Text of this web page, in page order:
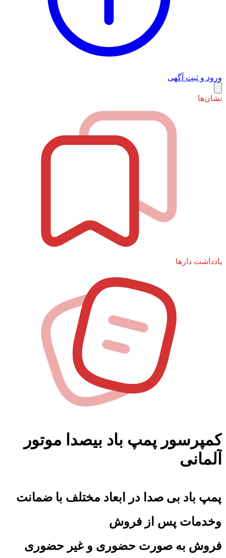
کافه استور
ورود و ثبت آگهی
نشان‌ها
یادداشت دار‌ها
کمپرسور پمپ باد بیصدا موتور
آلمانی
پمپ باد بی صدا در ابعاد مختلف با ضمانت
وخدمات پس از فروش
فروش به صورت حضوری و غیر حضوری